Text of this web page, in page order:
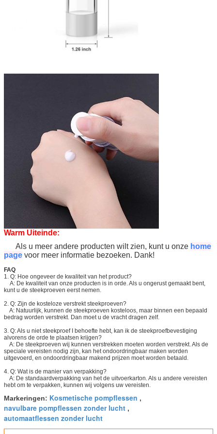
Warm Uiteinde:
Als u meer andere producten wilt zien, kunt u onze home
page voor meer informatie bezoeken. Dank!
FAQ
1. Q: Hoe ongeveer de kwaliteit van het product?
A: De kwaliteit van onze producten is in orde. Als u ongerust gemaakt bent,
kunt u de steekproeven eerst nemen.
2. Q: Zijn de kosteloze verstrekt steekproeven?
A: Natuurlijk, kunnen de steekproeven kosteloos, maar binnen een bepaald
bedrag worden verstrekt. Dan moet u de vracht dragen zelf.
3. Q: Als u niet steekproef I behoefte hebt, kan ik de steekproefbevestiging
alvorens de orde te plaatsen krijgen?
A: De steekproeven wij kunnen verstrekken moeten worden verstrekt. Als de
speciale vereisten nodig zijn, kan het ondoordringbaar maken worden
uitgevoerd, en ondoordringbaar makend prijzen moet worden betaald.
4. Q: Wat is de manier van verpakking?
A: De standaardverpakking van het de uitvoerkarton. Als u andere vereisten
hebt om te verpakken, kunnen wij volgens uw vereisten.
Markeringen: Kosmetische pompflessen ,
navulbare pompflessen zonder lucht ,
automaatflessen zonder lucht